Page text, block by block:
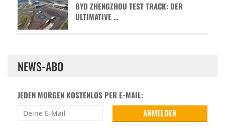
BYD ZHENGZHOU TEST TRACK: DER
ULTIMATIVE …
NEWS-ABO
JEDEN MORGEN KOSTENLOS PER E-MAIL: